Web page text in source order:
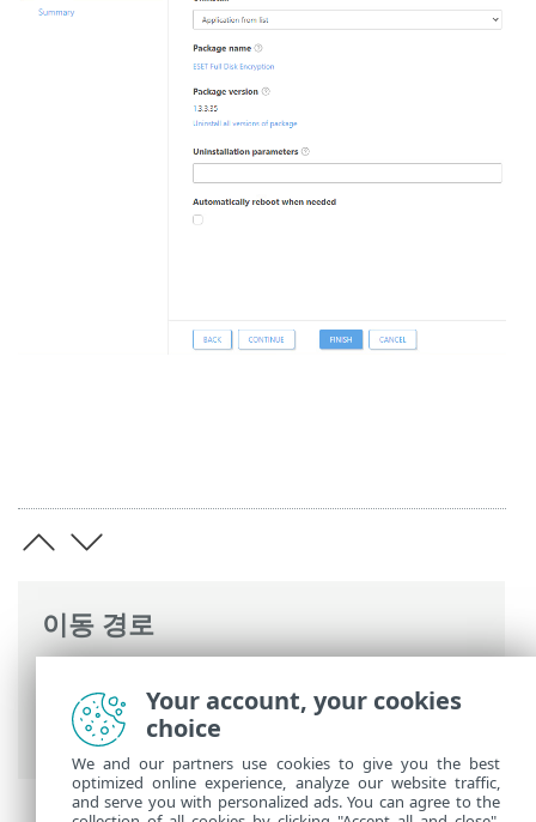
이동 경로
Encryption>ESET Full Disk Encryption 사
> 복호화/제거
Your account, your cookies
choice
We and our partners use cookies to give you the best
optimized online experience, analyze our website traffic,
and serve you with personalized ads. You can agree to the